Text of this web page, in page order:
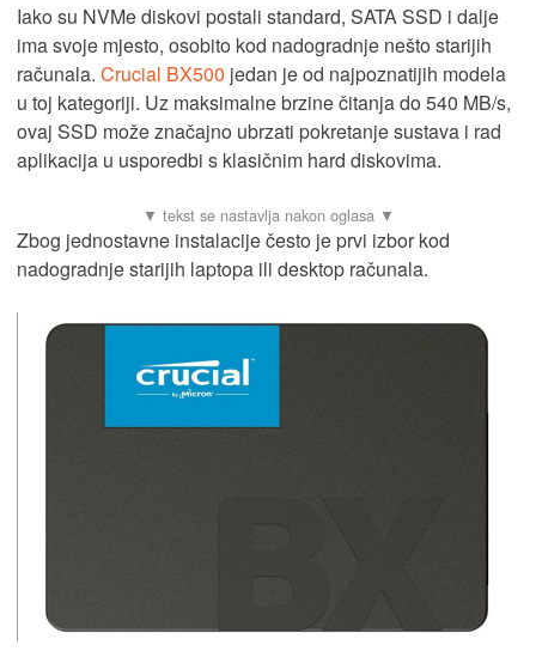
Iako su NVMe diskovi postali standard, SATA SSD i dalje
ima svoje mjesto, osobito kod nadogradnje nešto starijih
računala. Crucial BX500 jedan je od najpoznatijih modela
u toj kategoriji. Uz maksimalne brzine čitanja do 540 MB/s,
ovaj SSD može značajno ubrzati pokretanje sustava i rad
aplikacija u usporedbi s klasičnim hard diskovima.
Zbog jednostavne instalacije često je prvi izbor kod
nadogradnje starijih laptopa ili desktop računala.